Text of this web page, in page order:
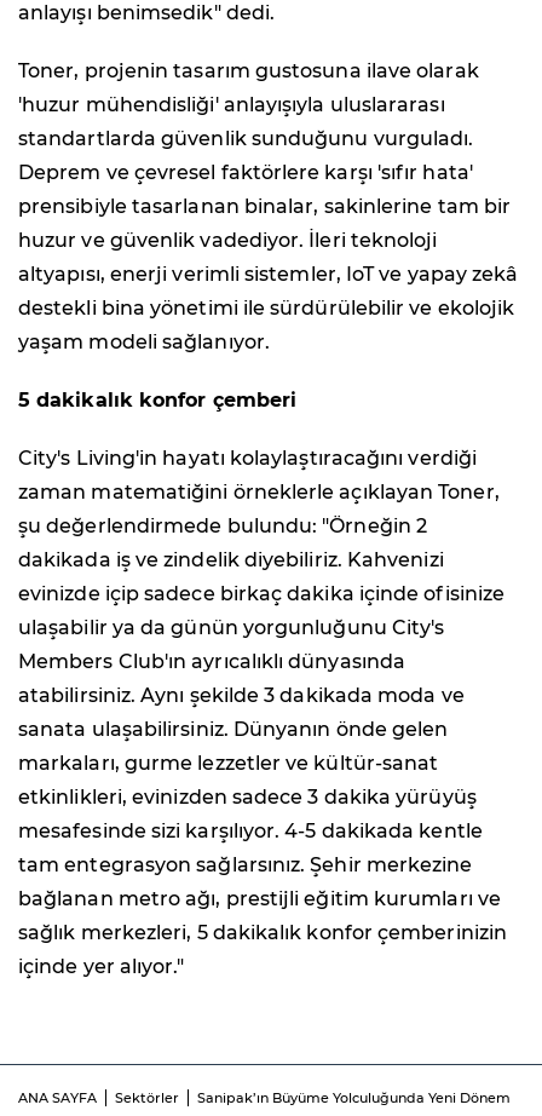
anlayışı benimsedik" dedi.
Toner, projenin tasarım gustosuna ilave olarak
'huzur mühendisliği' anlayışıyla uluslararası
standartlarda güvenlik sunduğunu vurguladı.
Deprem ve çevresel faktörlere karşı 'sıfır hata'
prensibiyle tasarlanan binalar, sakinlerine tam bir
huzur ve güvenlik vadediyor. İleri teknoloji
altyapısı, enerji verimli sistemler, IoT ve yapay zekâ
destekli bina yönetimi ile sürdürülebilir ve ekolojik
yaşam modeli sağlanıyor.
5 dakikalık konfor çemberi
City's Living'in hayatı kolaylaştıracağını verdiği
zaman matematiğini örneklerle açıklayan Toner,
şu değerlendirmede bulundu: "Örneğin 2
dakikada iş ve zindelik diyebiliriz. Kahvenizi
evinizde içip sadece birkaç dakika içinde ofisinize
ulaşabilir ya da günün yorgunluğunu City's
Members Club'ın ayrıcalıklı dünyasında
atabilirsiniz. Aynı şekilde 3 dakikada moda ve
sanata ulaşabilirsiniz. Dünyanın önde gelen
markaları, gurme lezzetler ve kültür-sanat
etkinlikleri, evinizden sadece 3 dakika yürüyüş
mesafesinde sizi karşılıyor. 4-5 dakikada kentle
tam entegrasyon sağlarsınız. Şehir merkezine
bağlanan metro ağı, prestijli eğitim kurumları ve
sağlık merkezleri, 5 dakikalık konfor çemberinizin
içinde yer alıyor."
ANA SAYFA Sektörler Sanipak’ın Büyüme Yolculuğunda Yeni Dönem